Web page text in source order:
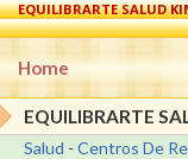
EQUILIBRARTE SALUD
Villa Lugano
Home
EQUILIBRARTE
Salud - Centros De